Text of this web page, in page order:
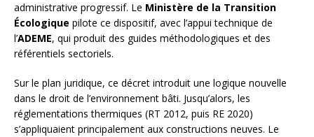
administrative progressif. Le Ministère de la Transition
Écologique pilote ce dispositif, avec l’appui technique de
l’ADEME, qui produit des guides méthodologiques et des
référentiels sectoriels.
Sur le plan juridique, ce décret introduit une logique nouvelle
dans le droit de l’environnement bâti. Jusqu’alors, les
réglementations thermiques (RT 2012, puis RE 2020)
s’appliquaient principalement aux constructions neuves. Le